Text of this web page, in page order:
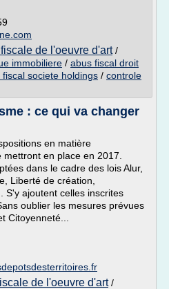
de l'oeuvre d'art/
immobiliere / abus fiscal droit
fiscal societe holdings / controle
: ce qui va changer
en matière
en place en 2017.
dans le cadre des lois Alur,
Liberté de création,
S'y ajoutent celles inscrites
oublier les mesures prévues
Citoyenneté...
de l'oeuvre d'art/